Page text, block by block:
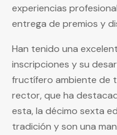
experiencias
entrega de premios y
Han tenido una
inscripciones y su
fructífero ambiente de
rector, que ha
esta, la décimo sexta
tradición y son una